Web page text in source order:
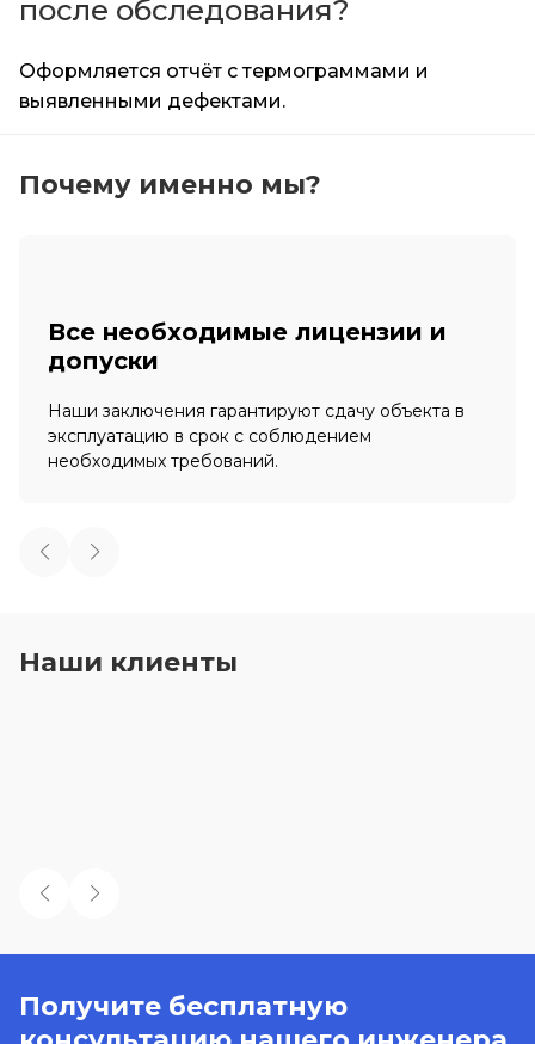
после обследования?
Оформляется отчёт с термограммами и
выявленными дефектами.
Почему именно мы?
Все необходимые лицензии и
допуски
Наши заключения гарантируют сдачу объекта в
эксплуатацию в срок с соблюдением
необходимых требований.
Наши клиенты
Получите бесплатную